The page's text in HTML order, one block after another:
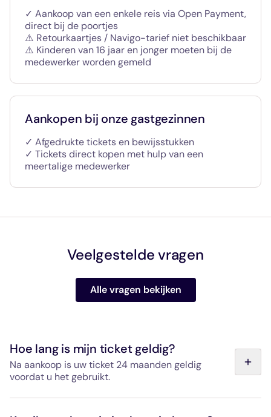
✓ Aankoop van een enkele reis via Open Payment,
direct bij de poortjes
⚠️ Retourkaartjes / Navigo-tarief niet beschikbaar
⚠️ Kinderen van 16 jaar en jonger moeten bij de
medewerker worden gemeld
Aankopen bij onze gastgezinnen
✓ Afgedrukte tickets en bewijsstukken
✓ Tickets direct kopen met hulp van een
meertalige medewerker
Veelgestelde vragen
Alle vragen bekijken
Hoe lang is mijn ticket geldig?
Na aankoop is uw ticket 24 maanden geldig
voordat u het gebruikt.